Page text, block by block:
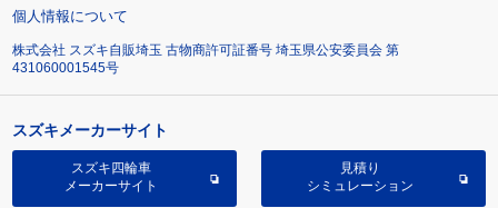
個人情報について
株式会社 スズキ自販埼玉 古物商許可証番号 埼玉県公安委員会 第
431060001545号
スズキメーカーサイト
スズキ四輪車
メーカーサイト
見積り
シミュレーション